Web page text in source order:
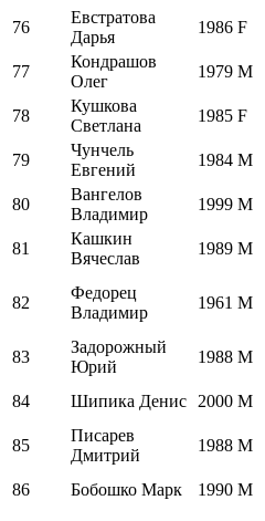
76
Евстратова
Дарья
1986 F
77
Кондрашов
Олег
1979 M
78
Кушкова
Светлана
1985 F
79
Чунчель
Евгений
1984 M
80
Вангелов
Владимир
1999 M
81
Кашкин
Вячеслав
1989 M
82
Федорец
Владимир
1961 M
83
Задорожный
Юрий
1988 M
84 Шипика Денис 2000 M
85
Писарев
Дмитрий
1988 M
86 Бобошко Марк 1990 M